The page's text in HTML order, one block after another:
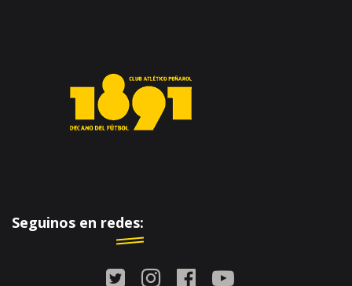
Seguinos en redes: